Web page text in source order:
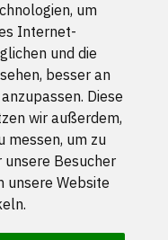
um
Internet-
und die
besser an
Diese
wir außerdem,
messen, um zu
Besucher
unsere Website
am 07. August